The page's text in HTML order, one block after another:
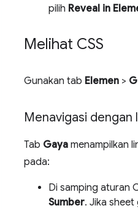
pilih Reveal in
Melihat CSS
Gunakan tab Elemen >
Menavigasi dengan
Tab Gaya menampilkan
pada:
Di samping aturan
Sumber. Jika sheet